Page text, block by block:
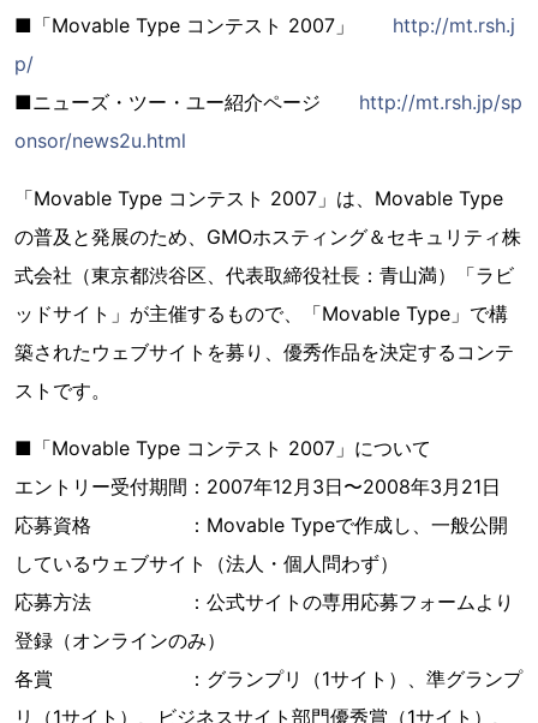
■「Movable Type コンテスト 2007」 http://mt.rsh.j
p/
■ニューズ・ツー・ユー紹介ページ http://mt.rsh.jp/sp
onsor/news2u.html
「Movable Type コンテスト 2007」は、Movable Type
の普及と発展のため、GMOホスティング＆セキュリティ株
式会社（東京都渋谷区、代表取締役社長：青山満）「ラビ
ッドサイト」が主催するもので、「Movable Type」で構
築されたウェブサイトを募り、優秀作品を決定するコンテ
ストです。
■「Movable Type コンテスト 2007」について
エントリー受付期間：2007年12月3日〜2008年3月21日
応募資格 ：Movable Typeで作成し、一般公開
しているウェブサイト（法人・個人問わず）
応募方法 ：公式サイトの専用応募フォームより
登録（オンラインのみ）
各賞 ：グランプリ（1サイト）、準グランプ
リ（1サイト）、ビジネスサイト部門優秀賞（1サイト）、